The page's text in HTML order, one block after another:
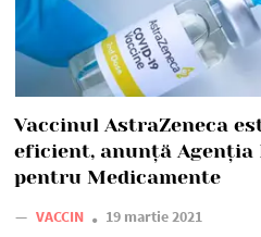
Vaccinul AstraZeneca
eficient, anunță Agenția
pentru Medicamente
— VACCIN 19 martie 2021